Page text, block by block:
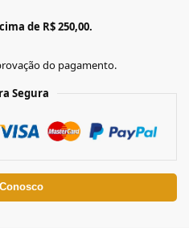
de R$ 250,00.
do pagamento.
Segura